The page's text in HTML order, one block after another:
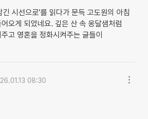
시선으로'를 읽다가 문득 고도원의 아침
오게 되었네요. 깊은 산 속 옹달샘처럼
고 영혼을 정화시켜주는 글들이
08:30